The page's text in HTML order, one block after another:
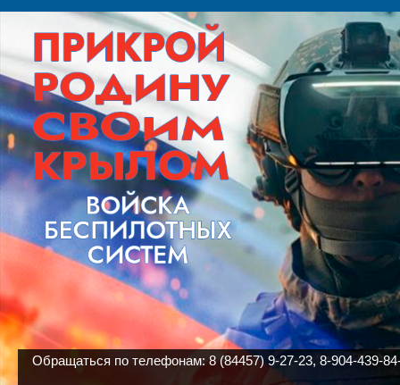
Обращаться по телефонам: 8 (84457) 9-27-23, 8-904-439-